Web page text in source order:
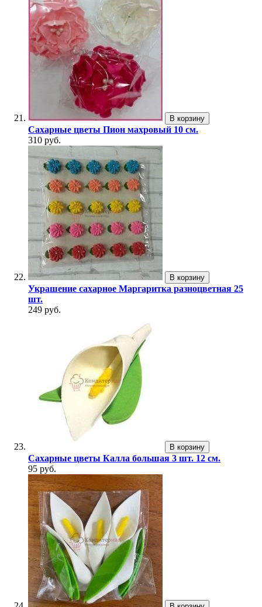
В корзину
Сахарные цветы Пион махровый 10 см.
310 руб.
В корзину
Украшение сахарное Маргаритка разноцветная 25
шт.
249 руб.
В корзину
Сахарные цветы Калла большая 3 шт. 12 см.
95 руб.